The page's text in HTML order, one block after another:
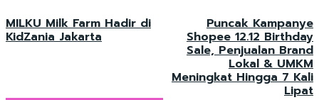
MILKU Milk Farm Hadir di
KidZania Jakarta
Puncak Kampanye
Shopee 12.12 Birthday
Sale, Penjualan Brand
Lokal & UMKM
Meningkat Hingga 7 Kali
Lipat